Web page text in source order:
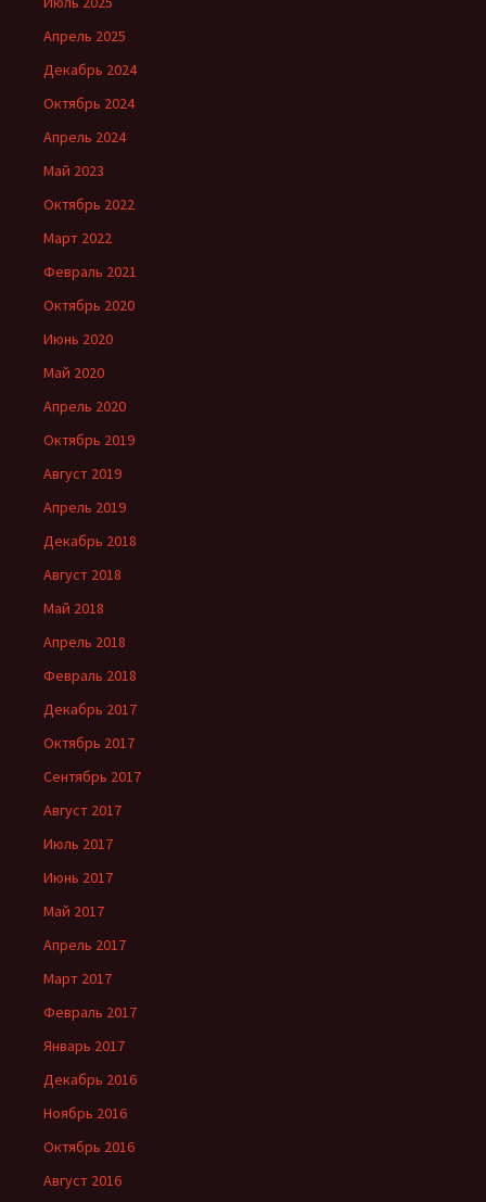
Апрель 2025
Декабрь 2024
Октябрь 2024
Апрель 2024
Май 2023
Октябрь 2022
Март 2022
Февраль 2021
Октябрь 2020
Июнь 2020
Май 2020
Апрель 2020
Октябрь 2019
Август 2019
Апрель 2019
Декабрь 2018
Август 2018
Май 2018
Апрель 2018
Февраль 2018
Декабрь 2017
Октябрь 2017
Сентябрь 2017
Август 2017
Июль 2017
Июнь 2017
Май 2017
Апрель 2017
Март 2017
Февраль 2017
Январь 2017
Декабрь 2016
Ноябрь 2016
Октябрь 2016
Август 2016